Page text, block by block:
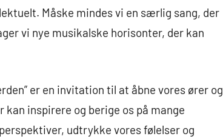
Måske mindes vi en særlig sang, der
vi nye musikalske horisonter, der kan
er en invitation til at åbne vores ører og
inspirere og berige os på mange
udtrykke vores følelser og